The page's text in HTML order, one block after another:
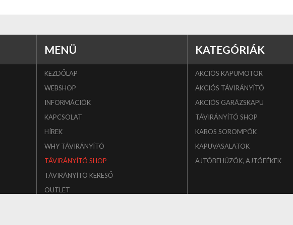
MENÜ
KEZDŐLAP
WEBSHOP
INFORMÁCIÓK
KAPCSOLAT
HÍREK
WHY TÁVIRÁNYÍTÓ
TÁVIRÁNYÍTÓ SHOP
TÁVIRÁNYÍTÓ KERESŐ
OUTLET
KATEGÓRIÁK
AKCIÓS KAPUMOTOR
AKCIÓS TÁVIRÁNYÍTÓ
AKCIÓS GARÁZSKAPU
TÁVIRÁNYÍTÓ SHOP
KAROS SOROMPÓK
KAPUVASALATOK
AJTÓBEHÚZÓK, AJTÓFÉKEK